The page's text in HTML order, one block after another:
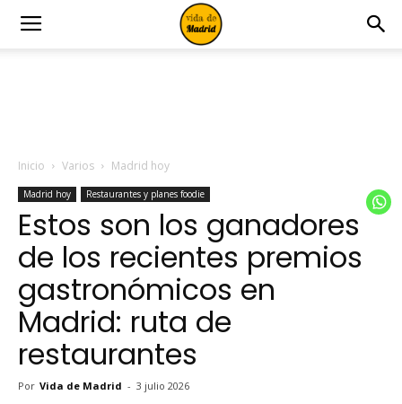
Inicio Varios Madrid hoy
Madrid hoy Restaurantes y planes foodie
Estos son los ganadores
de los recientes premios
gastronómicos en
Madrid: ruta de
restaurantes
Por Vida de Madrid - 3 julio 2026